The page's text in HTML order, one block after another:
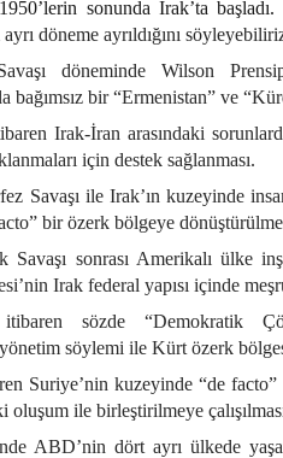
sonunda Irak’ta başladı.
döneme ayrıldığını
döneminde Wilson
bağımsız bir “Ermenistan” ve
Irak-İran arasındaki
için destek sağlanması.
Savaşı ile Irak’ın kuzeyinde
bir özerk bölgeye
sonrası Amerikalı ülke
Irak federal yapısı içinde
sözde “Demokratik
söylemi ile Kürt özerk
Suriye’nin kuzeyinde “de
oluşum ile birleştirilmeye
ABD’nin dört ayrı ülkede